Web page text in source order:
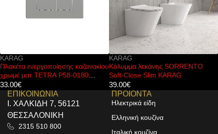
καζανακίου
0180
Κάλυμμα λεκάνης SORRENTO
Soft-Close Slim KARAG
Καζανάκι
αναρτώμενες
ΕΠΙΚΟΙΝΩΝΙΑ
Ι. ΧΑΛΚΙΔΗ 7, 56121
ΘΕΣΣΑΛΟΝΙΚΗ
2315 510 800
ΠΡΟΙΟΝΤΑ
Ηλεκτρικά είδη
Ελληνική κουζίνα
Ιταλική κουζίνα